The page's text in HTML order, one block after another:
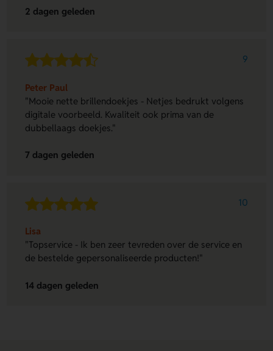
2 dagen geleden
9
Peter Paul
"Mooie nette brillendoekjes - Netjes bedrukt volgens
digitale voorbeeld. Kwaliteit ook prima van de
dubbellaags doekjes."
7 dagen geleden
10
Lisa
"Topservice - Ik ben zeer tevreden over de service en
de bestelde gepersonaliseerde producten!"
14 dagen geleden